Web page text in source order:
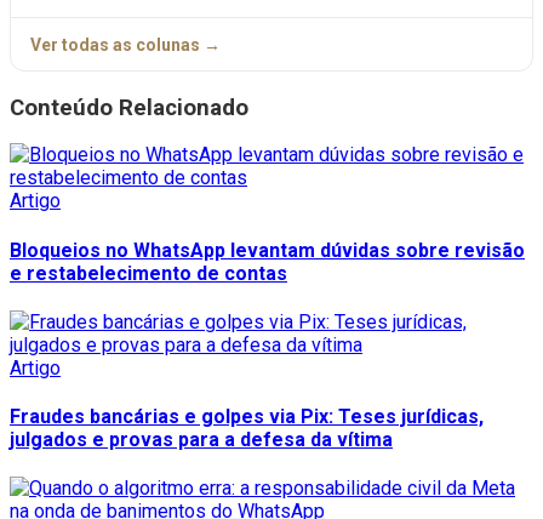
Ver todas as colunas →
Conteúdo Relacionado
Artigo
Bloqueios no WhatsApp levantam dúvidas sobre revisão
e restabelecimento de contas
Artigo
Fraudes bancárias e golpes via Pix: Teses jurídicas,
julgados e provas para a defesa da vítima